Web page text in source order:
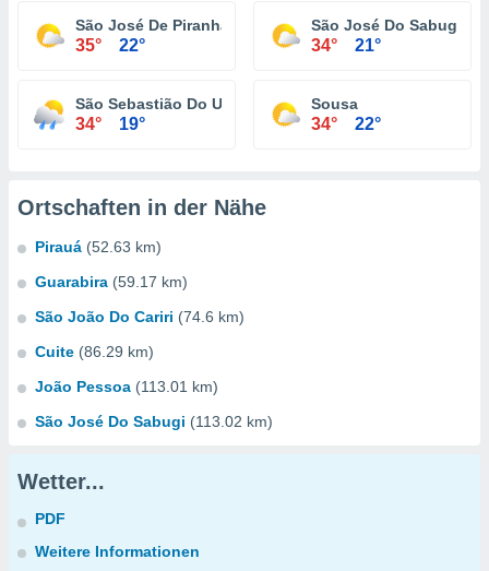
São José De Piranhas
35° 22°
São José Do Sabugi
34° 21°
São Sebastião Do Umbuzeiro
34° 19°
Sousa
34° 22°
Ortschaften in der Nähe
Pirauá (52.63 km)
Guarabira (59.17 km)
São João Do Cariri (74.6 km)
Cuite (86.29 km)
João Pessoa (113.01 km)
São José Do Sabugi (113.02 km)
Wetter...
PDF
Weitere Informationen